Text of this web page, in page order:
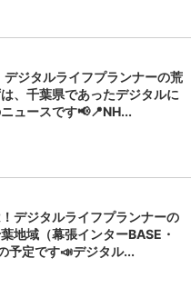
デジタルライフプランナーの荒
、千葉県であったデジタルに
ュースです📢📍NH...
デジタルライフプランナーの
地域（幕張インターBASE・
予定です📣デジタル...